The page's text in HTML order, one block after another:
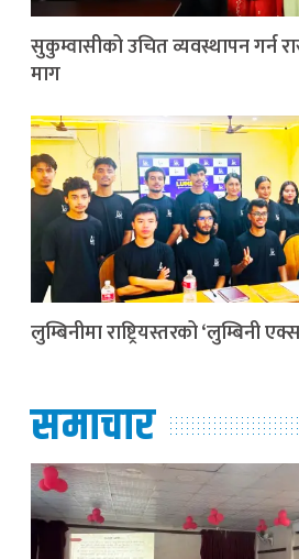
सुकुम्वासीको उचित व्यवस्थापन गर्न
माग
लुम्बिनीमा राष्ट्रियस्तरको ‘लुम्बिनी
समाचार